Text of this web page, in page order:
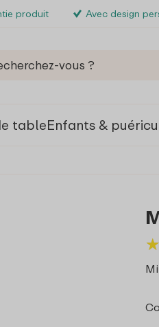
produit Avec design
tableEnfants &
★
★